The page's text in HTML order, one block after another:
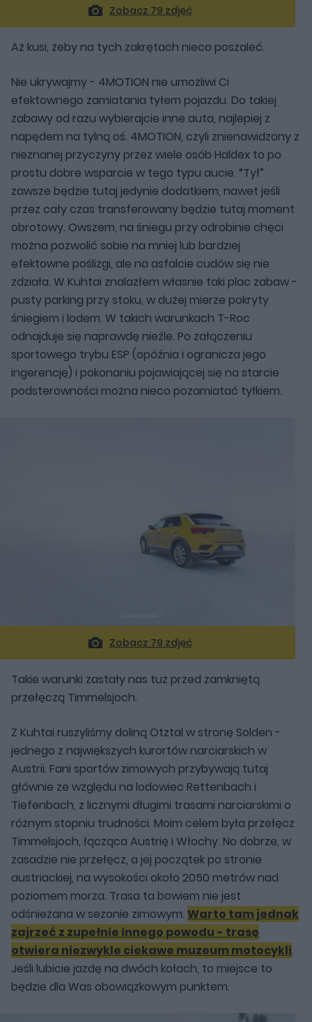
Zobacz 79 zdjęć
Aż kusi, żeby na tych zakrętach nieco poszaleć.
Nie ukrywajmy - 4MOTION nie umożliwi Ci
efektownego zamiatania tyłem pojazdu. Do takiej
zabawy od razu wybierajcie inne auta, najlepiej z
napędem na tylną oś. 4MOTION, czyli znienawidzony z
nieznanej przyczyny przez wiele osób Haldex to po
prostu dobre wsparcie w tego typu aucie. “Tył”
zawsze będzie tutaj jedynie dodatkiem, nawet jeśli
przez cały czas transferowany będzie tutaj moment
obrotowy. Owszem, na śniegu przy odrobinie chęci
można pozwolić sobie na mniej lub bardziej
efektowne poślizgi, ale na asfalcie cudów się nie
zdziała. W Kuhtai znalazłem własnie taki plac zabaw -
pusty parking przy stoku, w dużej mierze pokryty
śniegiem i lodem. W takich warunkach T-Roc
odnajduje się naprawdę nieźle. Po załączeniu
sportowego trybu ESP (opóźnia i ogranicza jego
ingerencję) i pokonaniu pojawiającej się na starcie
podsterowności można nieco pozamiatać tyłkiem.
Zobacz 79 zdjęć
Takie warunki zastały nas tuż przed zamkniętą
przełęczą Timmelsjoch.
Z Kuhtai ruszyliśmy doliną Otztal w stronę Solden -
jednego z największych kurortów narciarskich w
Austrii. Fani sportów zimowych przybywają tutaj
głównie ze względu na lodowiec Rettenbach i
Tiefenbach, z licznymi długimi trasami narciarskimi o
różnym stopniu trudności. Moim celem była przełęcz
Timmelsjoch, łącząca Austrię i Włochy. No dobrze, w
zasadzie nie przełęcz, a jej początek po stronie
austriackiej, na wysokości około 2050 metrów nad
poziomem morza. Trasa ta bowiem nie jest
odśnieżana w sezonie zimowym. Warto tam jednak
zajrzeć z zupełnie innego powodu - trasę
otwiera niezwykle ciekawe muzeum motocykli.
Jeśli lubicie jazdę na dwóch kołach, to miejsce to
będzie dla Was obowiązkowym punktem.